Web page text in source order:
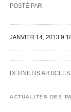
POSTÉ PAR
JANVIER 14, 2013
DERNIERS ARTICLES
ACTUALITÉS DES